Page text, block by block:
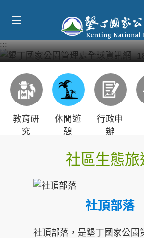
:::
教育研
究
休閒遊
憩
行政申
辦
社區生態旅
社頂部落
社頂部落，是墾丁國家公園